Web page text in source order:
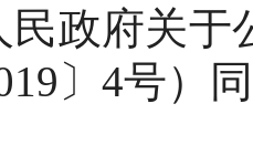
民政府关
〕4号）